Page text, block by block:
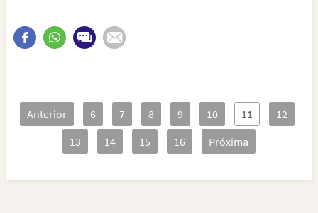
Anterior 6 7 8 9 10 11
12
13
14 15 16 Próxima